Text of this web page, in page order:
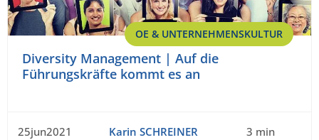
OE & UNTERNEHMENSKULTUR
Diversity Management | Auf die
Führungskräfte kommt es an
25jun2021 Karin SCHREINER 3 min